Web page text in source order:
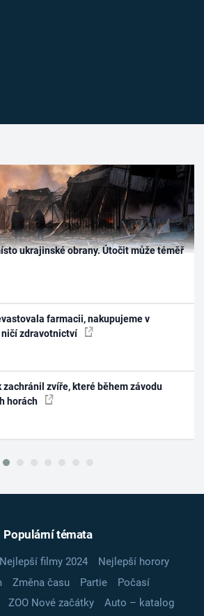
ukrajinské obrany. Útočit může téměř
farmacii, nakupujeme v
zdravotnictví
zvíře, které během závodu
horách
Populární témata
Nejlepší filmy 2024
Nejlepší horory
Změna času Partie
Počasí
ZOO Nové začátky
Auto – katalog